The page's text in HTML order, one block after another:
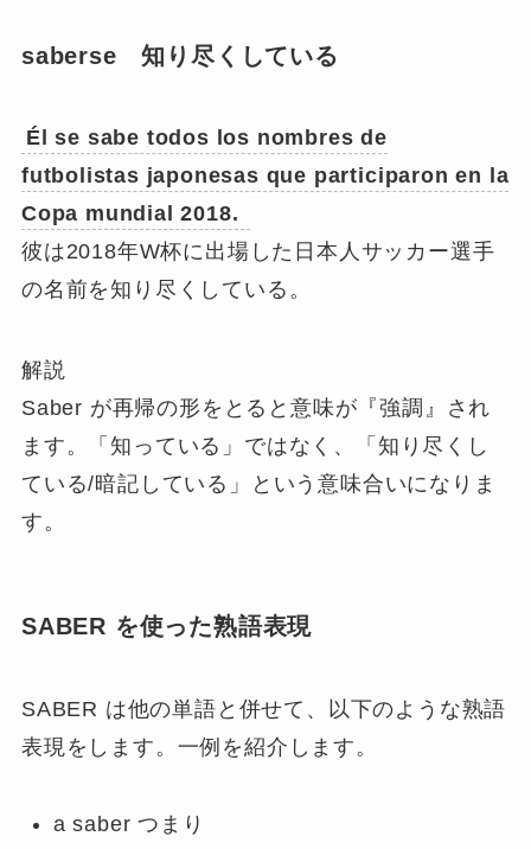
saberse 知り尽くしている
Élse sabe todos los nombres de
futbolistas japonesas que participaron en la
Copa mundial 2018.
彼は2018年W杯に出場した日本人サッカー選手
の名前を知り尽くしている。
解説
Saber が再帰の形をとると意味が『強調』され
ます。「知っている」ではなく、「知り尽くし
ている/暗記している」という意味合いになりま
す。
SABER を使った熟語表現
SABER は他の単語と併せて、以下のような熟語
表現をします。一例を紹介します。
a saber つまり